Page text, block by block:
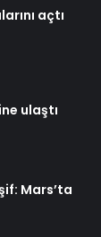
açtı
ulaştı
Mars’ta